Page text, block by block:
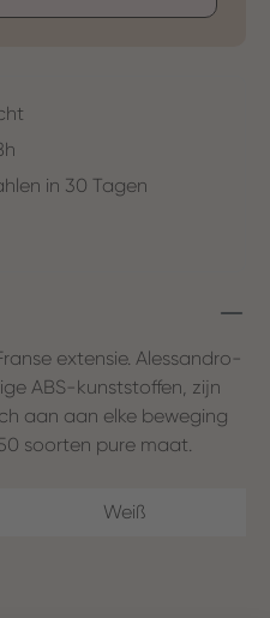
in 30 Tagen
extensie. Alessandro-
ABS-kunststoffen, zijn
aan aan elke beweging
soorten pure maat.
Weiß